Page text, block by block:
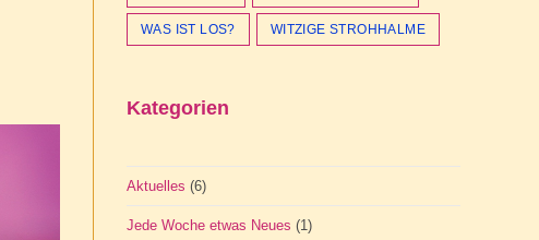
WAS IST LOS? WITZIGE STROHHALME
Kategorien
Aktuelles (6)
Jede Woche etwas Neues (1)